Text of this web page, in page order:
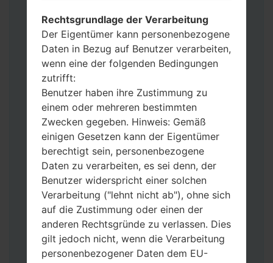
Dateien hinzu.
Wenn Sie das Telefon flashen und auf die
Werkseinstellungen zurücksetzen
möchten, wählen Sie CSC_***, in einem
anderen Fall wählen Sie HOME_CSC_***
um Ihre Daten zu speichern.
Jetzt schalten Sie das Gerät aus und
aktivieren Sie Download-Modus. Alle
Methoden, wie es geht:
Halten Sie die Power-, Lautstärke- und
Bixbi- Tasten gedrückt.
Halten Sie Lauter- und Leiser-Tasten
gedrückt. Schließen Sie das Telefon mit
einem USB-Kabel an den PC an.
Halten Sie die Power-, Lauter- und
Home-Tasten gedrückt.
Schließen Sie das USB-Kabel an und
Rechtsgrundlage der Verarbeitung
Der Eigentümer kann personenbezogene
Daten in Bezug auf Benutzer verarbeiten,
wenn eine der folgenden Bedingungen
zutrifft:
Benutzer haben ihre Zustimmung zu
einem oder mehreren bestimmten
Zwecken gegeben. Hinweis: Gemäß
einigen Gesetzen kann der Eigentümer
berechtigt sein, personenbezogene
Daten zu verarbeiten, es sei denn, der
Benutzer widerspricht einer solchen
Verarbeitung ("lehnt nicht ab"), ohne sich
auf die Zustimmung oder einen der
anderen Rechtsgründe zu verlassen. Dies
gilt jedoch nicht, wenn die Verarbeitung
personenbezogener Daten dem EU-